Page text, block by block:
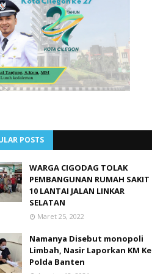
POSTS
WARGA CIGODAG TOLAK
PEMBANGUNAN RUMAH SAKIT
10 LANTAI JALAN LINKAR
SELATAN
Maret 25, 2022
Namanya Disebut monopoli
Limbah, Nasir Laporkan KM Ke
Polda Banten